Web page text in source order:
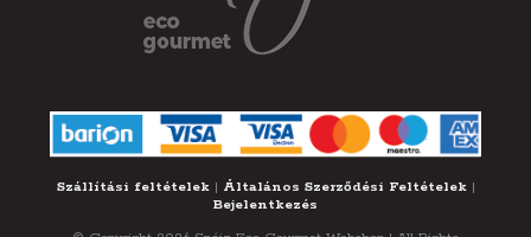
Szállítási feltételek| Általános Szerződési Feltételek|
Bejelentkezés